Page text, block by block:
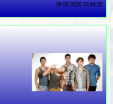
08 08 2026 23:18:52